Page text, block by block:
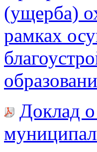
(ущерба)
рамках
Доклад